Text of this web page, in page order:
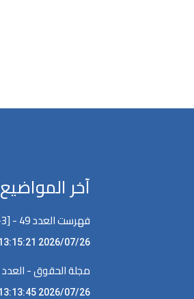
آخر المواضيع
فهرست العدد 49 - [3-2026]
2026/07/26 13:15:21
مجلة الحقوق - العدد 49 [3-2026]
2026/07/26 13:13:45